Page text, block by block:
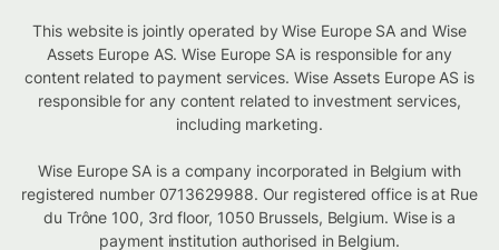
This website is jointly operated by Wise Europe SA and Wise
Assets Europe AS. Wise Europe SA is responsible for any
content related to payment services. Wise Assets Europe AS is
responsible for any content related to investment services,
including marketing.
Wise Europe SA is a company incorporated in Belgium with
registered number 0713629988. Our registered office is at Rue
du Trône 100, 3rd floor, 1050 Brussels, Belgium. Wise is a
payment institution authorised in Belgium.